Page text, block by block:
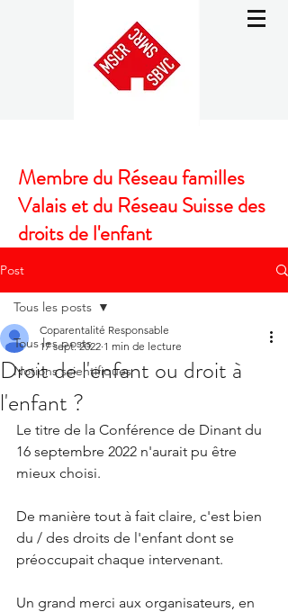
Membre du Réseau familles
Valais et du Réseau Suisse des
droits de l'enfant
Post
Tous les posts
Notions scientifiques
Tous les posts
Droit de l'enfant ou droit à
l'enfant ?
Coparentalité Responsable
17 sept. 2022 1 min de lecture
Le titre de la Conférence de Dinant du
16 septembre 2022 n'aurait pu être
mieux choisi.
De manière tout à fait claire, c'est bien
du / des droits de l'enfant dont se
préoccupait chaque intervenant.
Un grand merci aux organisateurs, en